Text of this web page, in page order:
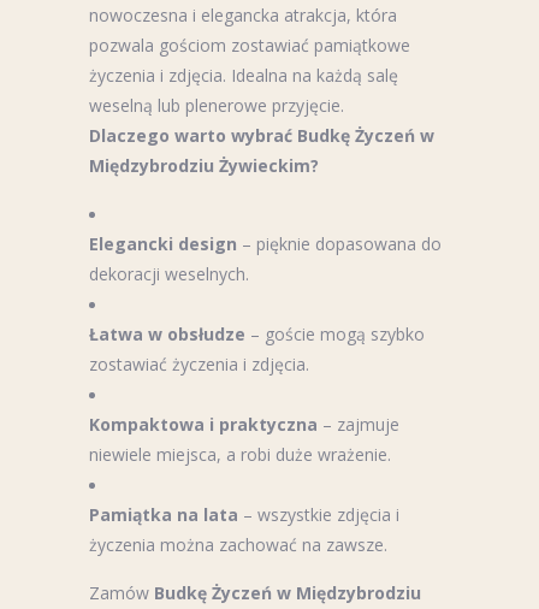
nowoczesna i elegancka atrakcja, która
pozwala gościom zostawiać pamiątkowe
życzenia i zdjęcia. Idealna na każdą salę
weselną lub plenerowe przyjęcie.
Dlaczego warto wybrać Budkę Życzeń w
Międzybrodziu Żywieckim?
Elegancki design – pięknie dopasowana do
dekoracji weselnych.
Łatwa w obsłudze – goście mogą szybko
zostawiać życzenia i zdjęcia.
Kompaktowa i praktyczna – zajmuje
niewiele miejsca, a robi duże wrażenie.
Pamiątka na lata – wszystkie zdjęcia i
życzenia można zachować na zawsze.
Zamów Budkę Życzeń w Międzybrodziu